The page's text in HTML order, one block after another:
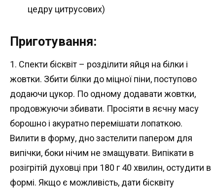
цедру цитрусових)
Приготування:
1. Спекти бісквіт – розділити яйця на білки і
жовтки. Збити білки до міцної піни, поступово
додаючи цукор. По одному додавати жовтки,
продовжуючи збивати. Просіяти в яєчну масу
борошно і акуратно перемішати лопаткою.
Вилити в форму, дно застелити папером для
випічки, боки нічим не змащувати. Випікати в
розігрітій духовці при 180 г 40 хвилин, остудити в
формі. Якщо є можливість, дати бісквіту